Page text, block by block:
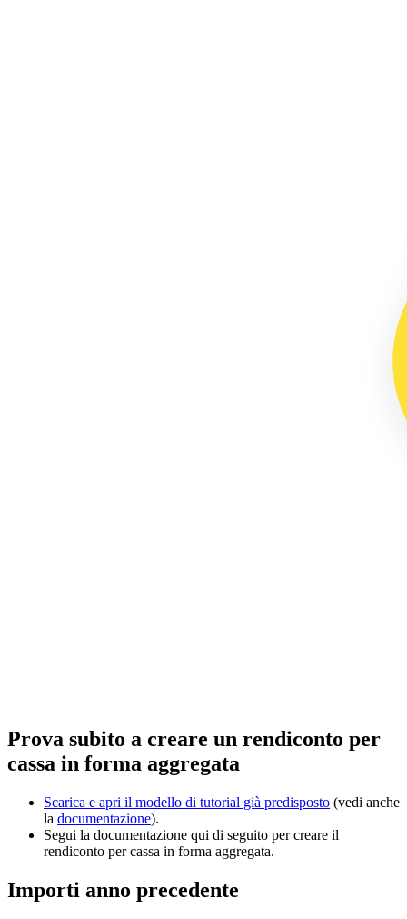
Prova subito a creare un rendiconto per
cassa in forma aggregata
Scarica e apri il modello di tutorial già predisposto (vedi anche
la documentazione).
Segui la documentazione qui di seguito per creare il
rendiconto per cassa in forma aggregata.
Importi anno precedente